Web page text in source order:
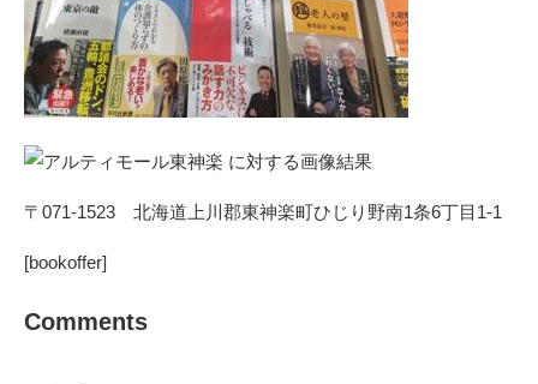
〒071-1523 北海道上川郡東神楽町ひじり野南1条6丁目1-1
[bookoffer]
Comments